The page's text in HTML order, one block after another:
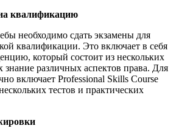
квалификацию
необходимо сдать экзамены для
квалификации. Это включает в себя
который состоит из нескольких
различных аспектов права. Для
включает Professional Skills Course
тестов и практических